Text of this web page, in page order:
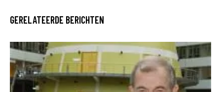
GERELATEERDE BERICHTEN